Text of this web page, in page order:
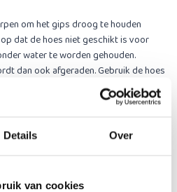
Details Over
van cookies
om het gips droog te houden
dat de hoes niet geschikt is voor
water te worden gehouden.
dan ook afgeraden. Gebruik de hoes
Daarnaast is de gipshoes niet bedoeld